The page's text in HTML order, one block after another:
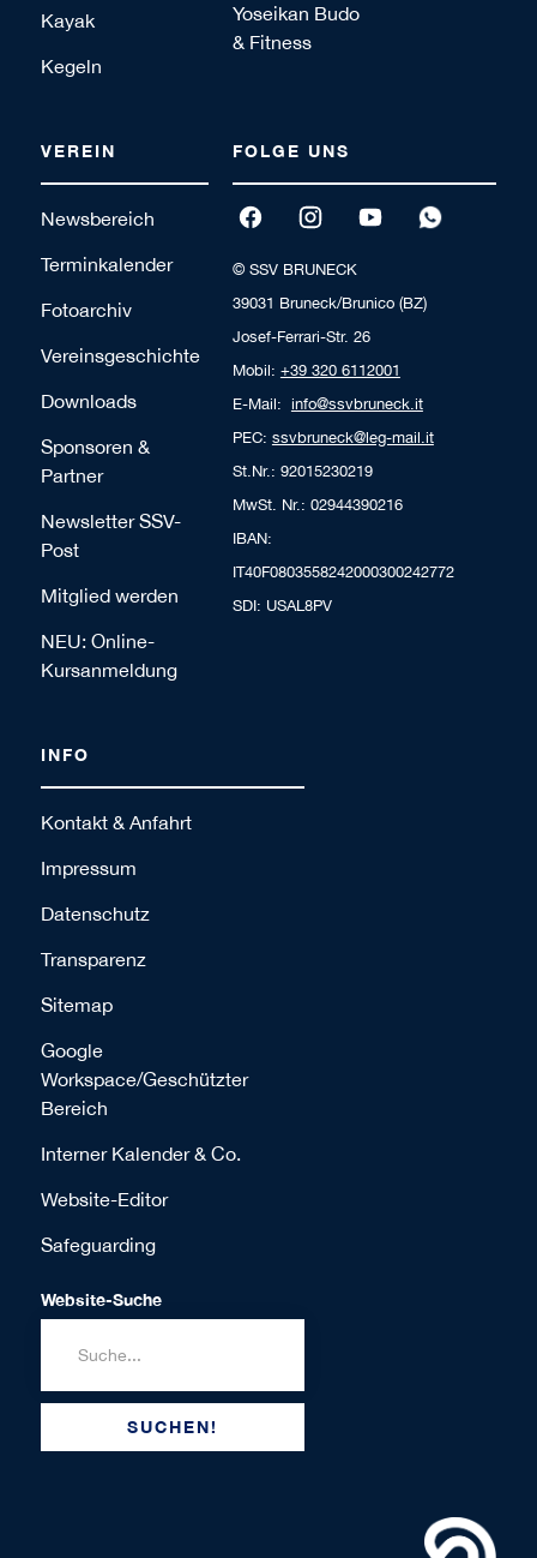
Kayak
Kegeln
Yoseikan Budo
& Fitness
VEREIN
Newsbereich
Terminkalender
Fotoarchiv
Vereinsgeschichte
Downloads
Sponsoren &
Partner
Newsletter SSV-
Post
Mitglied werden
NEU: Online-
Kursanmeldung
FOLGE UNS
© SSV BRUNECK
39031 Bruneck/Brunico (BZ)
Josef-Ferrari-Str. 26
Mobil: +39 320 6112001
E-Mail: info@ssvbruneck.it
PEC: ssvbruneck@leg-mail.it
St.Nr.: 92015230219
MwSt. Nr.: 02944390216
IBAN:
IT40F0803558242000300242772
SDI: USAL8PV
INFO
Kontakt & Anfahrt
Impressum
Datenschutz
Transparenz
Sitemap
Google
Workspace/Geschützter
Bereich
Interner Kalender & Co.
Website-Editor
Safeguarding
Website-Suche